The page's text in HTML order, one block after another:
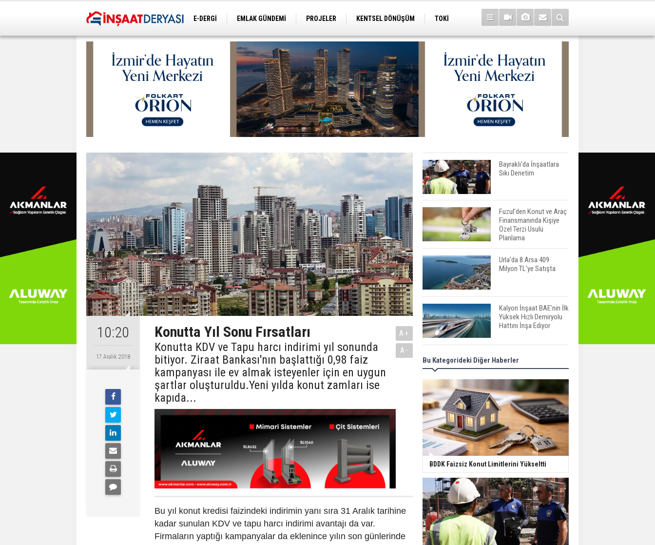
E-DERGİ EMLAK GÜNDEMİ PROJELER KENTSEL DÖNÜŞÜM
TOKİ
10:20
17 Aralık 2018
Konutta Yıl Sonu Fırsatları
Konutta KDV ve Tapu harcı indirimi yıl sonunda
bitiyor. Ziraat Bankası'nın başlattığı 0,98 faiz
kampanyası ile ev almak isteyenler için en uygun
şartlar oluşturuldu.Yeni yılda konut zamları ise
kapıda...
A+
A-
Bu yıl konut kredisi faizindeki indirimin yanı sıra 31 Aralık tarihine
kadar sunulan KDV ve tapu harcı indirimi avantajı da var.
Firmaların yaptığı kampanyalar da eklenince yılın son günlerinde
Bayraklı’da İnşaatlara
Sıkı Denetim
Fuzul’den Konut ve Araç
Finansmanında Kişiye
Özel Terzi Usulü
Planlama
Urla’da 8 Arsa 409
Milyon TL’ye Satışta
Kalyon İnşaat BAE'nin İlk
Yüksek Hızlı Demiryolu
Hattını İnşa Ediyor
ABD'de Konut Kredisi
Faizi Son Bir Yılın En
TOKİ 51 İlde 540 Konut
ve İş Yerini Satışa
Sunuyor
Yatırımcıların Bina Tercihi
Değişiyor: Dijital Altyapı
Öne Çıkıyor
TOKİ'nin Kiralık Sosyal
Konut Modeli Kiraları
Düşürür Mü?
Bu Kategorideki Diğer Haberler
BDDK Faizsiz Konut Limitlerini Yükseltti